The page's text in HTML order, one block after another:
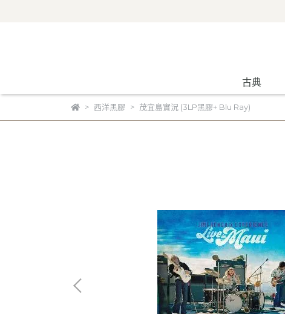
古典
西洋黑膠 茂宜島實況 (3LP黑膠+ Blu Ray)